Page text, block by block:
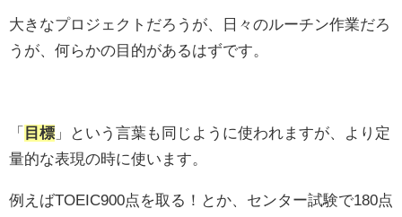
大きなプロジェクトだろうが、日々のルーチン作業だろ
うが、何らかの目的があるはずです。
「 目標 」という言葉も同じように使われますが、より定
量的な表現の時に使います。
例えばTOEIC900点を取る！とか、センター試験で180点